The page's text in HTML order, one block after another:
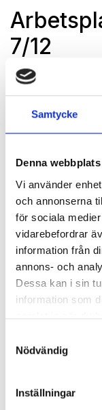
Samtycke
Denna
Vi använder
och annonserna
för sociala
vidarebefordrar
information från
annons- och
Dessa kan i sin
information som
samlat in när du
Nödvändig
Inställningar
7/12
AvPontus Lindh
7 december,
personen är
Personen har
personen vårdas
liften som
Polisen har
och Hemavan
att klargöra vad
några
medarbetaren
/Thomas
Sök nyheter: